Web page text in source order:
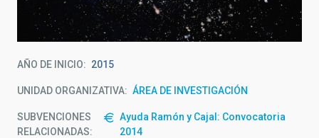
AÑO DE INICIO 2015
UNIDAD ORGANIZATIVA ÁREA DE INVESTIGACIÓN
SUBVENCIONES
RELACIONADAS:
Ayuda Ramón y Cajal: Convocatoria
2014